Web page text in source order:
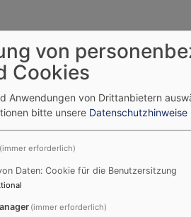
von
Cookies
Anwendungen von Drittanbietern
bitte unsere Datenschutzhinweise
(immer erforderlich)
Daten: Cookie für die Benutzersitzung
(immer erforderlich)